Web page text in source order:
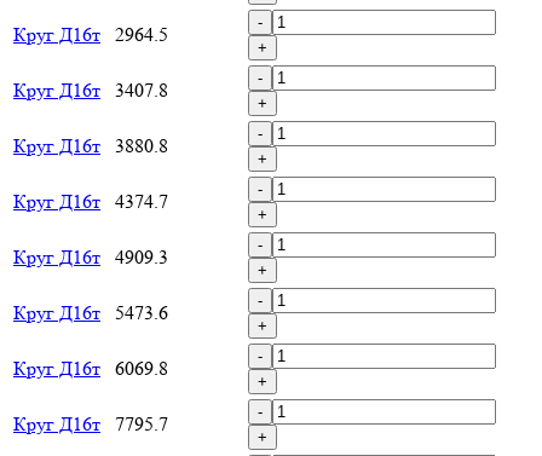
Круг Д16т 2964.5
-
+
Круг Д16т 3407.8
-
+
Круг Д16т 3880.8
-
+
Круг Д16т 4374.7
-
+
Круг Д16т 4909.3
-
+
Круг Д16т 5473.6
-
+
Круг Д16т 6069.8
-
+
Круг Д16т 7795.7
-
+